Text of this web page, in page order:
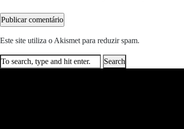
Este site utiliza o Akismet para reduzir spam.
Search